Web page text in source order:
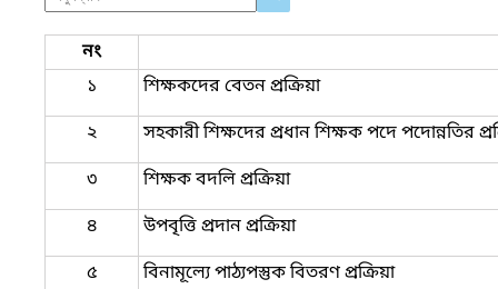
নং
১
শিক্ষকদের বেতন প্রক্রিয়া
২
সহকারী শিক্ষদের প্রধান শিক্ষক পদে পদোন্নতির
৩
শিক্ষক বদলি প্রক্রিয়া
৪
উপবৃত্তি প্রদান প্রক্রিয়া
৫
বিনামূল্যে পাঠ্যপস্তুক বিতরণ প্রক্রিয়া